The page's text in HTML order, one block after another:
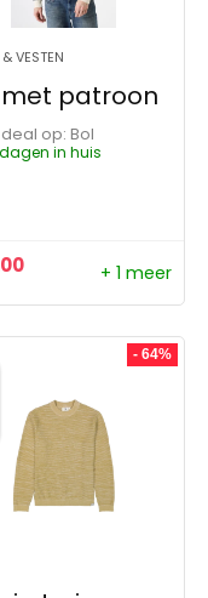
VESTEN
met patroon
op:
Bol
in huis
+ 1 meer
- 64%